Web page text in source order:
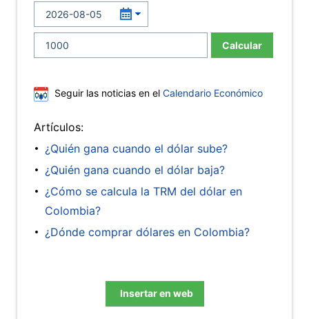
Calcular
Seguir las noticias en el Calendario Económico
Artículos:
¿Quién gana cuando el dólar sube?
¿Quién gana cuando el dólar baja?
¿Cómo se calcula la TRM del dólar en
Colombia?
¿Dónde comprar dólares en Colombia?
Insertar en web